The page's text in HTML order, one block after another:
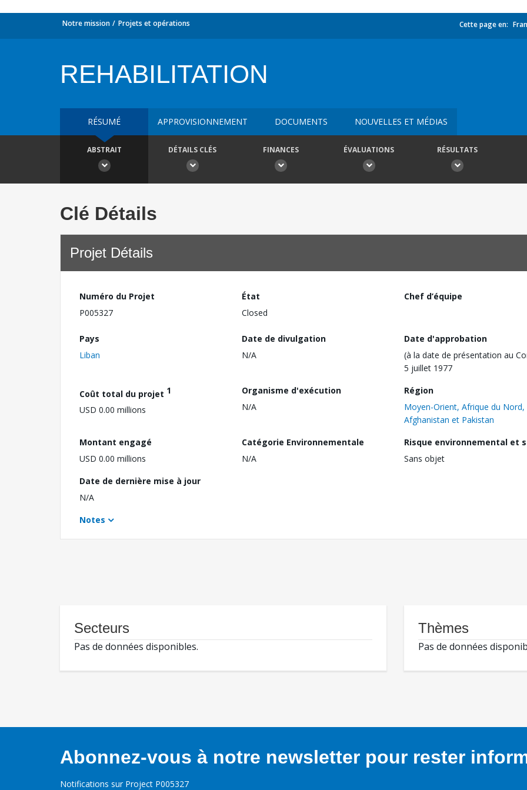
Notre mission Projets et opérations Cette page en:
REHABILITATION
RÉSUMÉ APPROVISIONNEMENT DOCUMENTS NOUVELLES ET MÉDIAS
ABSTRAIT DÉTAILS CLÉS FINANCES ÉVALUATIONS RÉSULTATS
Clé Détails
Projet Détails
Numéro du Projet
P005327
État
Closed
Chef d’équipe
Pays
Liban
Date de divulgation
N/A
Date d'approbation
(à la date de présentation au
5 juillet 1977
Coût total du projet 1
USD 0.00 millions
Organisme d'exécution
N/A
Région
Moyen-Orient, Afrique du Nord,
Afghanistan et Pakistan
Montant engagé
USD 0.00 millions
Catégorie Environnementale
N/A
Risque environnemental et
Sans objet
Date de dernière mise à jour
N/A
Notes
Secteurs
Pas de données disponibles.
Thèmes
Pas de données
Abonnez-vous à notre newsletter pour rester
Notifications sur Project P005327